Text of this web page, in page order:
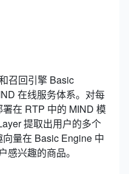
召回引擎 Basic
在线服务体系。对每
在 RTP 中的 MIND 模
提取出用户的多个
量在 Basic Engine 中
感兴趣的商品。